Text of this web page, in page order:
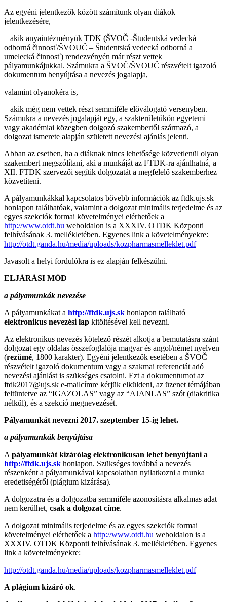
Az egyéni jelentkezők között számítunk olyan diákok
jelentkezésére,
– akik anyaintézményük TDK (ŠVOČ -Študentská vedecká
odborná činnosť/ŠVOUČ – Študentská vedecká odborná a
umelecká činnosť) rendezvényén már részt vettek
pályamunkájukkal. Számukra a ŠVOČ/ŠVOUČ részvételt igazoló
dokumentum benyújtása a nevezés jogalapja,
valamint olyanokéra is,
– akik még nem vettek részt semmiféle előválogató versenyben.
Számukra a nevezés jogalapját egy, a szakterületükön egyetemi
vagy akadémiai közegben dolgozó szakembertől származó, a
dolgozat ismerete alapján született nevezési ajánlás jelenti.
Abban az esetben, ha a diáknak nincs lehetősége közvetlenül olyan
szakembert megszólítani, aki a munkáját az FTDK-ra ajánlhatná, a
XII. FTDK szervezői segítik dolgozatát a megfelelő szakemberhez
közvetíteni.
A pályamunkákkal kapcsolatos bővebb információk az ftdk.ujs.sk
honlapon találhatóak, valamint a dolgozat minimális terjedelme és az
egyes szekciók formai követelményei elérhetőek a
http://www.otdt.hu weboldalon is a XXXIV. OTDK Központi
felhívásának 3. mellékletében. Egyenes link a követelményekre:
http://otdt.ganda.hu/media/uploads/kozpharmasmelleklet.pdf
Javasolt a helyi fordulókra is ez alapján felkészülni.
ELJÁRÁSI MÓD
a pályamunkák nevezése
A pályamunkákat a http://ftdk.ujs.sk honlapon található
elektronikus nevezési lap kitöltésével kell nevezni.
Az elektronikus nevezés kötelező részét alkotja a bemutatásra szánt
dolgozat egy oldalas összefoglalója magyar és angol/német nyelven
(rezümé, 1800 karakter). Egyéni jelentkezők esetében a ŠVOČ
részvételt igazoló dokumentum vagy a szakmai referenciát adó
nevezési ajánlást is szükséges csatolni. Ezt a dokumentumot az
ftdk2017@ujs.sk e-mailcímre kérjük elküldeni, az üzenet témájában
feltüntetve az “IGAZOLAS” vagy az “AJANLAS” szót (diakritika
nélkül), és a szekció megnevezését.
Pályamunkát nevezni 2017. szeptember 15-ig lehet.
a pályamunkák benyújtása
A pályamunkát kizárólag elektronikusan lehet benyújtani a
http://ftdk.ujs.sk honlapon. Szükséges továbbá a nevezés
részenként a pályamunkával kapcsolatban nyilatkozni a munka
eredetiségéről (plágium kizárása).
A dolgozatra és a dolgozatba semmiféle azonosításra alkalmas adat
nem kerülhet, csak a dolgozat címe.
A dolgozat minimális terjedelme és az egyes szekciók formai
követelményei elérhetőek a http://www.otdt.hu weboldalon is a
XXXIV. OTDK Központi felhívásának 3. mellékletében. Egyenes
link a követelményekre:
http://otdt.ganda.hu/media/uploads/kozpharmasmelleklet.pdf
A plágium kizáró ok.